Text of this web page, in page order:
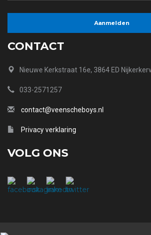
CONTACT
Nieuwe Kerkstraat 16e, 3864 ED
033-2571257
contact@veenscheboys.nl
Privacy verklaring
VOLG ONS